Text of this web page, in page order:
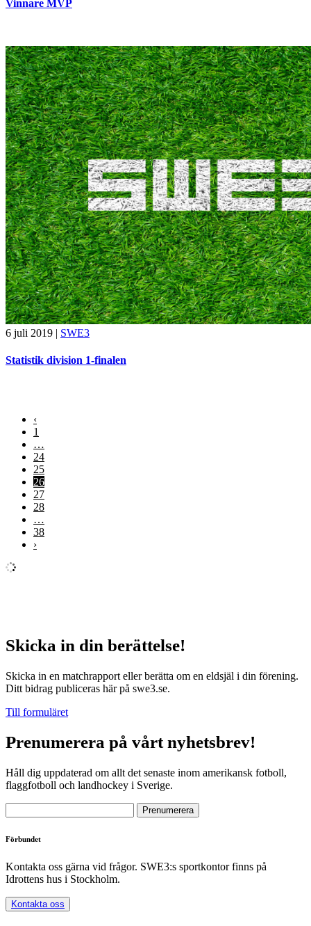
Vinnare MVP
6 juli 2019 | SWE3
Statistik division 1-finalen
‹
1
…
24
25
26
27
28
…
38
›
Skicka in din berättelse!
Skicka in en matchrapport eller berätta om en eldsjäl i din förening.
Ditt bidrag publiceras här på swe3.se.
Till formuläret
Prenumerera på vårt nyhetsbrev!
Håll dig uppdaterad om allt det senaste inom amerikansk fotboll,
flaggfotboll och landhockey i Sverige.
Förbundet
Kontakta oss gärna vid frågor. SWE3:s sportkontor finns på
Idrottens hus i Stockholm.
Kontakta oss